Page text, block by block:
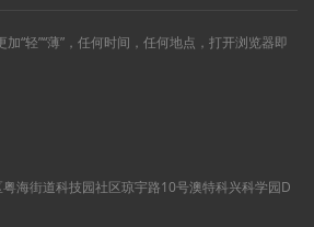
“轻”“薄”，任何时间，任何地点，打开浏览器即
海街道科技园社区琼宇路10号澳特科兴科学园D